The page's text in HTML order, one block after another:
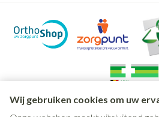
Wij gebruiken cookies om uw